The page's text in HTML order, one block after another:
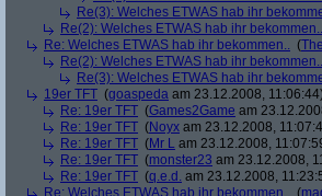
Re(3): Welches ETWAS hab ihr
Re(2): Welches ETWAS hab ihr bekommen..
Re: Welches ETWAS hab ihr bekommen.. (
Re(2): Welches ETWAS hab ihr bekommen..
Re(3): Welches ETWAS hab ihr
19er TFT (goaspeda am 23.12.2008, 11:06:44)
Re: 19er TFT (Games2Game am
Re: 19er TFT (Noyx am 23.12.2008,
Re: 19er TFT (Mr L am 23.12.2008,
Re: 19er TFT (monster23 am 23.12.2008,
Re: 19er TFT (q.e.d. am 23.12.2008,
Re: Welches ETWAS hab ihr bekommen.. (